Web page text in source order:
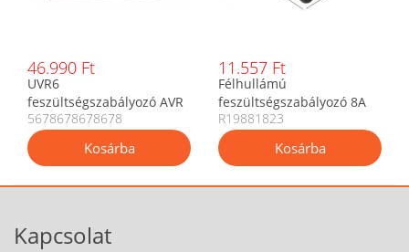
46.990 Ft
UVR6
feszültségszabályozó AVR
Mecc Alte generátorhoz
5678678678678
11.557 Ft
Félhullámú
feszültségszabályozó 8A
háromfázisú kefe nélküli
generátorhoz
R19881823
Kapcsolat